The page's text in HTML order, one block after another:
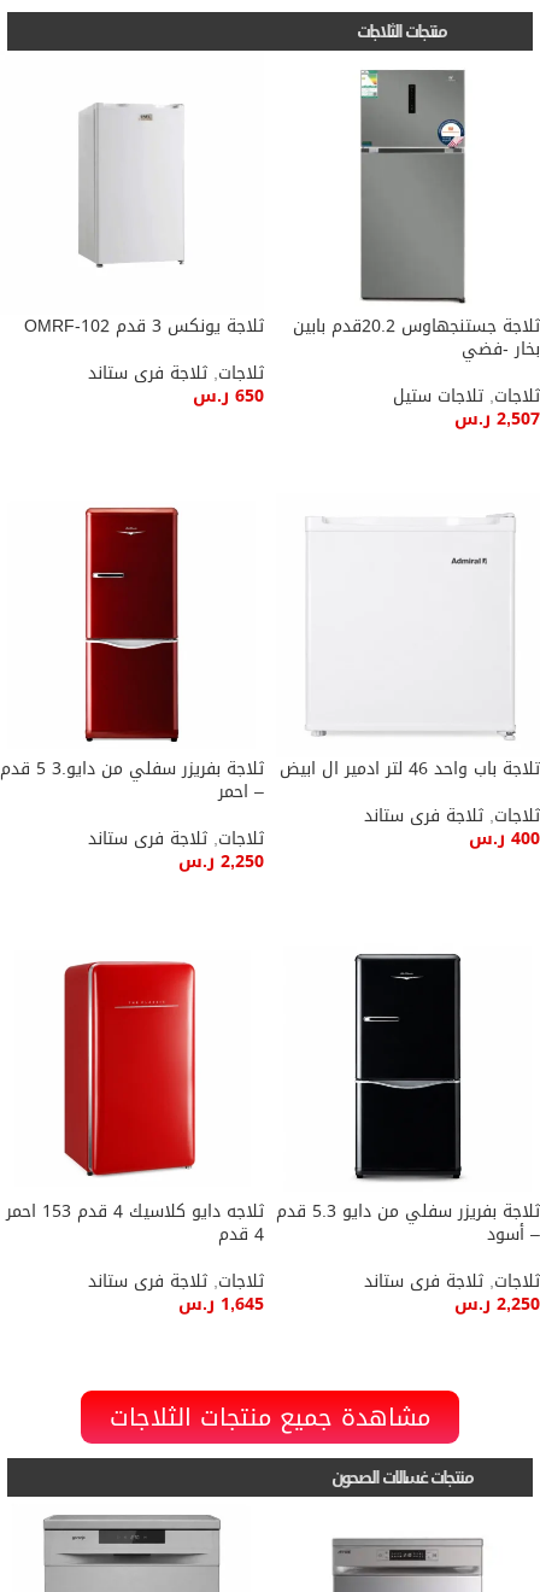
منتجات الثلاجات
ثلاجة جستنجهاوس 20.2قدم بابين
بخار -فضي
ثلاجات, تلاجات ستيل
2,507 ر.س
ثلاجة يونكس 3 قدم OMRF-102
ثلاجات, ثلاجة فرى ستاند
650 ر.س
تلاجة باب واحد 46 لتر ادمير ال ابيض
ثلاجات, ثلاجة فرى ستاند
400 ر.س
ثلاجة بفريزر سفلي من دايو.3 5 قدم
– احمر
ثلاجات, ثلاجة فرى ستاند
2,250 ر.س
ثلاجة بفريزر سفلي من دايو 5.3 قدم
– أسود
ثلاجات, ثلاجة فرى ستاند
2,250 ر.س
ثلاجه دايو كلاسيك 4 قدم 153 احمر
4 قدم
ثلاجات, ثلاجة فرى ستاند
1,645 ر.س
مشاهدة جميع منتجات الثلاجات
منتجات غسالات الصحون